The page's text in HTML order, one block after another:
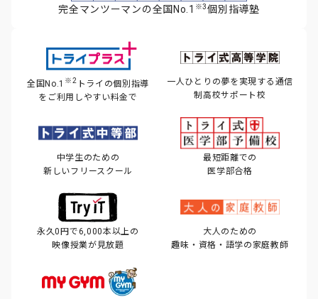
完全マンツーマンの全国No.1 ※3個別指導塾
全国No.1 ※2 トライの個別指導
を ご利用しやすい料金で
一人ひとりの夢を実現する 通信
制高校サポート校
中学生のための
新しいフリースクール
最短距離での
医学部合格
永久0円で6,000本以上の
映像授業が見放題
大人のための
趣味・資格・語学の家庭教師